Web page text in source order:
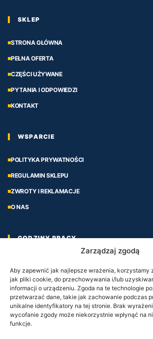
Zarządzaj zgodą
Aby zapewnić jak najlepsze wrażenia, korzystamy
jak pliki cookie, do przechowywania i/lub
informacji o urządzeniu. Zgoda na te technologie
przetwarzać dane, takie jak zachowanie podczas
unikalne identyfikatory na tej stronie. Brak
wycofanie zgody może niekorzystnie wpłynąć na
funkcje.
SKLEP
STRONA GŁÓWNA
PEŁNA OFERTA
CZĘŚCI UŻYWANE
PYTANIA I ODPOWIEDZI
KONTAKT
WSPARCIE
POLITYKA PRYWATNOŚCI
REGULAMIN SKLEPU
ZWROTY I REKLAMACJE
O NAS
GODZINY PRACY
PONIEDZIAŁEK – PIĄTEK
08:00 – 17:00
SOBOTA
08:00 – 14:00